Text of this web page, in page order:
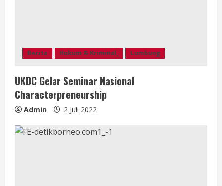
Berita Hukum & Kriminal, Lumbung
UKDC Gelar Seminar Nasional
Characterpreneurship
Admin 2 Juli 2022